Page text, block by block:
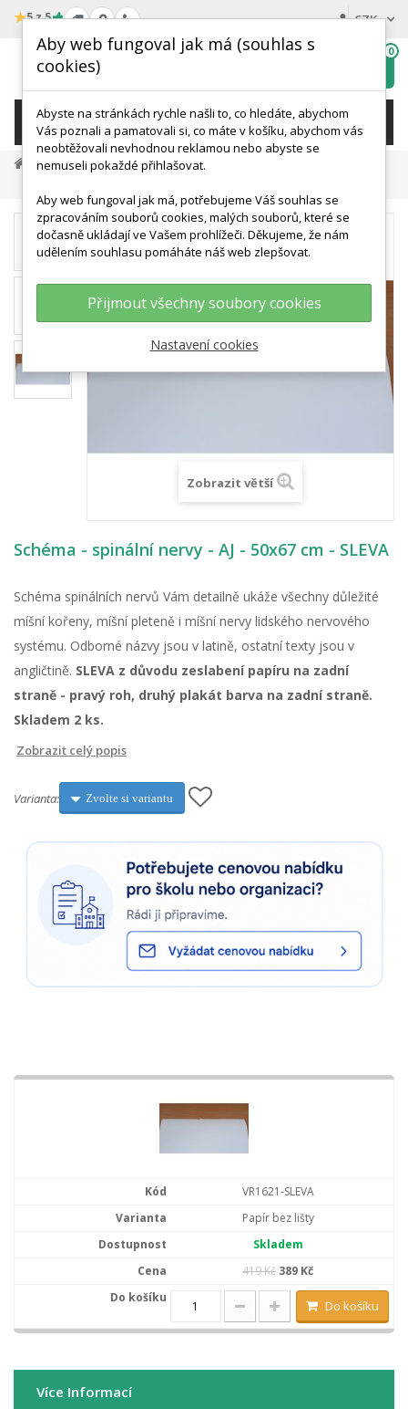
★5 z 5 CZK
wishlist
0
KATEGORIE
Výprodej
Zobrazit větší
Schéma - spinální nervy - AJ - 50x67 cm - SLEVA
Schéma spinálních nervů Vám detailně ukáže všechny důležité
míšní kořeny, míšní pleteně i míšní nervy lidského nervového
systému. Odborné názvy jsou v latině, ostatní texty jsou v
angličtině. SLEVA z důvodu zeslabení papíru na zadní
straně - pravý roh, druhý plakát barva na zadní straně.
Skladem 2 ks.
Zobrazit celý popis
Varianta: Zvolte si variantu
VR1621-SLEVA
Papír bez lišty
Skladem
419 Kč 389 Kč
Do košíku
Více Informací
Aby web fungoval jak má (souhlas s
cookies)
Abyste na stránkách rychle našli to, co hledáte, abychom
Vás poznali a pamatovali si, co máte v košíku, abychom vás
neobtěžovali nevhodnou reklamou nebo abyste se
nemuseli pokaždé přihlašovat.
Aby web fungoval jak má, potřebujeme Váš souhlas se
zpracováním souborů cookies, malých souborů, které se
dočasně ukládají ve Vašem prohlížeči. Děkujeme, že nám
udělením souhlasu pomáháte náš web zlepšovat.
Přijmout všechny soubory cookies
Nastavení cookies